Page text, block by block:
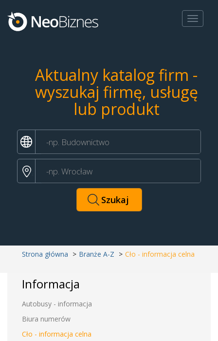
Toggle
Aktualny katalog firm -
wyszukaj firmę, usługę
lub produkt
Strona główna Branże A-Z Cło - informacja celna
Informacja
Autobusy - informacja
Biura numerów
Cło - informacja celna